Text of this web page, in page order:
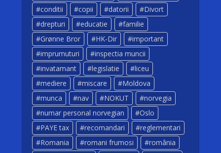
conditii
copii datorii
Divort
drepturi
educatie
familie
Grønne Bror
HK-Dir
important
imprumuturi
inspectia muncii
invatamant
legislatie
liceu
mediere
miscare
Moldova
munca
nav NOKUT
norvegia
numar personal norvegian
Oslo
PAYE tax
recomandari
reglementari
Romania
romani frumosi
românia